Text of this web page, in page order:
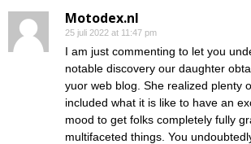
Motodex.nl
25 juli 2022 at 11:47 pm
I am just commenting to let you
notable discovery our daughter
yuor web blog. She realized plenty
included what it is like to have an
mood to get folks completely fully
multifaceted things. You